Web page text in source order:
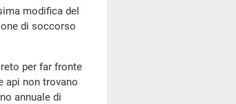
modifica del
di soccorso
per far fronte
api non trovano
annuale di